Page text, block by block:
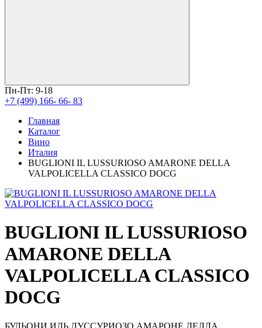
Пн-Пт: 9-18
+7 (499) 166- 66- 83
Главная
Каталог
Вино
Италия
BUGLIONI IL LUSSURIOSO AMARONE DELLA
VALPOLICELLA CLASSICO DOCG
BUGLIONI IL LUSSURIOSO
AMARONE DELLA
VALPOLICELLA CLASSICO
DOCG
БУЛЬОНИ ИЛЬ ЛУССУРИОЗО АМАРОНЕ ДЕЛЛА